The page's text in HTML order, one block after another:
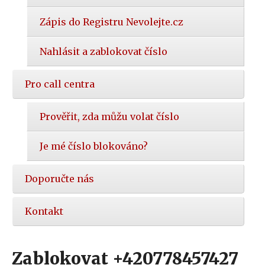
Zápis do Registru Nevolejte.cz
Nahlásit a zablokovat číslo
Pro call centra
Prověřit, zda můžu volat číslo
Je mé číslo blokováno?
Doporučte nás
Kontakt
Zablokovat +420778457427